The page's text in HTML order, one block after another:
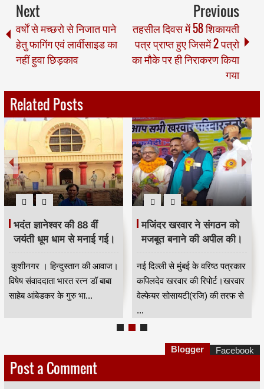
Next
वर्षों से मच्छरो से निजात पाने
हेतु फागिंग एवं लार्वीसाइड का
नहीं हुवा छिड़काव
Previous
तहसील दिवस में 58 शिकायती
पत्र प्राप्त हुए जिसमें 2 पत्रो
का मौके पर ही निराकरण किया
गया
Related Posts
भदंत ज्ञानेश्वर की 88 वीं
जयंती धूम धाम से मनाई गई।
कुशीनगर । हिन्दुस्तान की आवाज।
विषेष संवाददाता भारत रत्न डॉ बाबा
साहेब आंबेडकर के गुरु भा...
मजिंदर खरवार ने संगठन को
मजबूत बनाने की अपील की।
नई दिल्ली से मुंबई के वरिष्ठ पत्रकार
कपिलदेव खरवार की रिपोर्ट।खरवार
वेल्फेयर सोसायटी(रजि) की तरफ से
...
Post a Comment
Blogger Facebook